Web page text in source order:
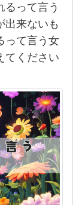
るって言う
出来ないも
って言う女
てください